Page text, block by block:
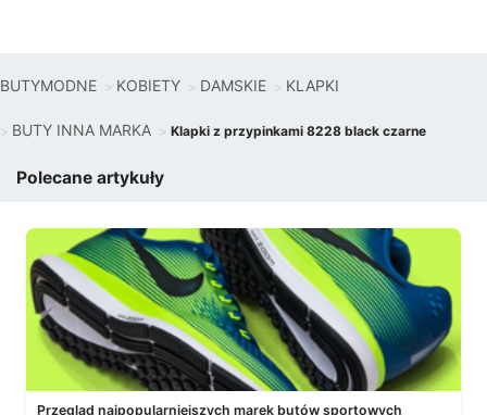
BUTYMODNE KOBIETY DAMSKIE KLAPKI
BUTY INNA MARKA Klapki z przypinkami 8228 black czarne
Polecane artykuły
Przegląd najpopularniejszych marek butów sportowych